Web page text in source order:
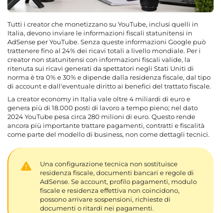
Tutti i creator che monetizzano su YouTube, inclusi quelli in
Italia, devono inviare le informazioni fiscali statunitensi in
AdSense per YouTube. Senza queste informazioni Google può
trattenere fino al 24% dei ricavi totali a livello mondiale. Per i
creator non statunitensi con informazioni fiscali valide, la
ritenuta sui ricavi generati da spettatori negli Stati Uniti di
norma è tra 0% e 30% e dipende dalla residenza fiscale, dal tipo
di account e dall'eventuale diritto ai benefici del trattato fiscale.
La creator economy in Italia vale oltre 4 miliardi di euro e
genera più di 18.000 posti di lavoro a tempo pieno; nel dato
2024 YouTube pesa circa 280 milioni di euro. Questo rende
ancora più importante trattare pagamenti, contratti e fiscalità
come parte del modello di business, non come dettagli tecnici.
Una configurazione tecnica non sostituisce
residenza fiscale, documenti bancari e regole di
AdSense. Se account, profilo pagamenti, modulo
fiscale e residenza effettiva non coincidono,
possono arrivare sospensioni, richieste di
documenti o ritardi nei pagamenti.